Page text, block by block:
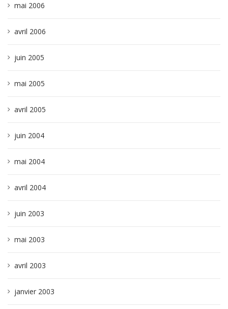
mai 2006
avril 2006
juin 2005
mai 2005
avril 2005
juin 2004
mai 2004
avril 2004
juin 2003
mai 2003
avril 2003
janvier 2003